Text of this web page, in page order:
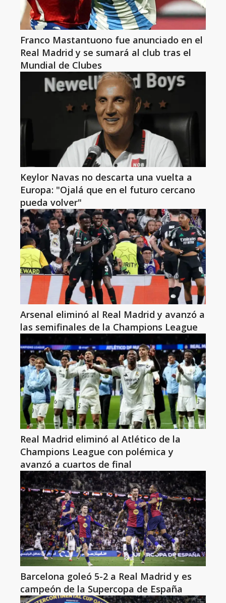
Franco Mastantuono fue anunciado en el
Real Madrid y se sumará al club tras el
Mundial de Clubes
Keylor Navas no descarta una vuelta a
Europa: "Ojalá que en el futuro cercano
pueda volver"
Arsenal eliminó al Real Madrid y avanzó a
las semifinales de la Champions League
Real Madrid eliminó al Atlético de la
Champions League con polémica y
avanzó a cuartos de final
Barcelona goleó 5-2 a Real Madrid y es
campeón de la Supercopa de España